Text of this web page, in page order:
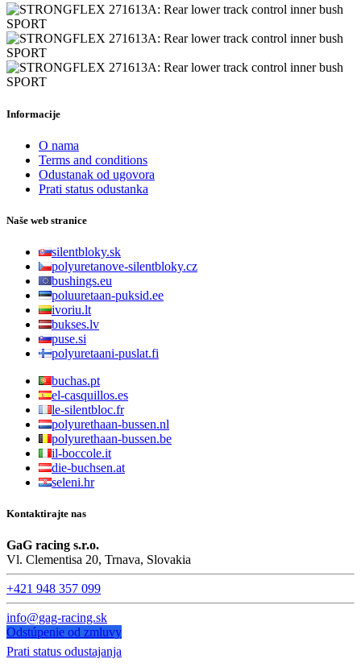
Informacije
O nama
Terms and conditions
Odustanak od ugovora
Prati status odustanka
Naše web stranice
silentbloky.sk
polyuretanove-silentbloky.cz
bushings.eu
poluuretaan-puksid.ee
ivoriu.lt
bukses.lv
puse.si
polyuretaani-puslat.fi
buchas.pt
el-casquillos.es
le-silentbloc.fr
polyurethaan-bussen.nl
polyurethaan-bussen.be
il-boccole.it
die-buchsen.at
seleni.hr
Kontaktirajte nas
GaG racing s.r.o.
Vl. Clementisa 20, Trnava, Slovakia
+421 948 357 099
info@gag-racing.sk
Odstúpenie od zmluvy
Prati status odustajanja